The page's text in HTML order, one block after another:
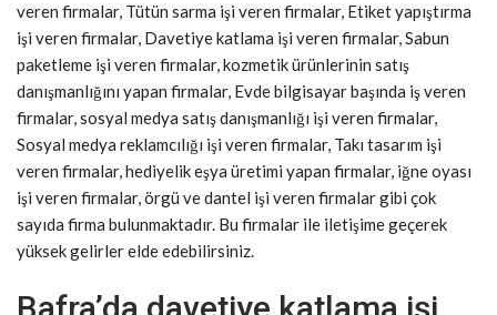
veren firmalar, Tütün sarma işi veren firmalar, Etiket yapıştırma
işi veren firmalar, Davetiye katlama işi veren firmalar, Sabun
paketleme işi veren firmalar, kozmetik ürünlerinin satış
danışmanlığını yapan firmalar, Evde bilgisayar başında iş veren
firmalar, sosyal medya satış danışmanlığı işi veren firmalar,
Sosyal medya reklamcılığı işi veren firmalar, Takı tasarım işi
veren firmalar, hediyelik eşya üretimi yapan firmalar, iğne oyası
işi veren firmalar, örgü ve dantel işi veren firmalar gibi çok
sayıda firma bulunmaktadır. Bu firmalar ile iletişime geçerek
yüksek gelirler elde edebilirsiniz.